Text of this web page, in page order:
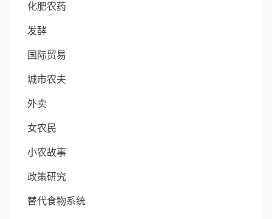
化肥农药
发酵
国际贸易
城市农夫
外卖
女农民
小农故事
政策研究
替代食物系统